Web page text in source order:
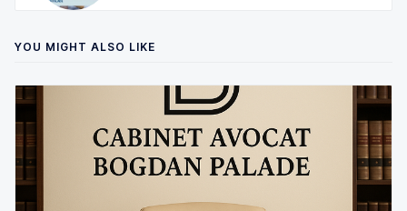
YOU MIGHT ALSO LIKE